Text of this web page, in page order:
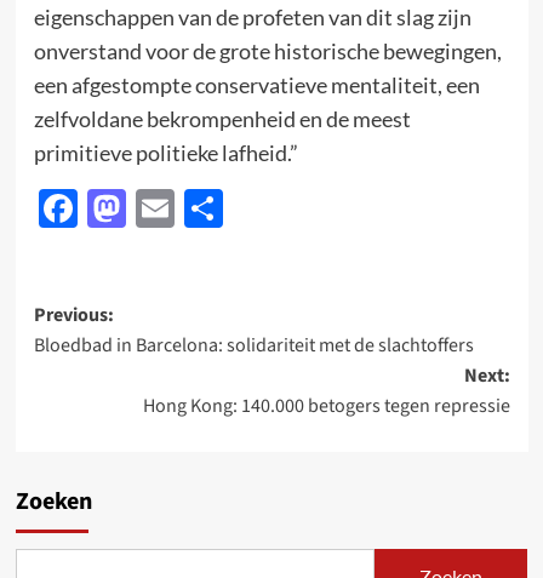
eigenschappen van de profeten van dit slag zijn
onverstand voor de grote historische bewegingen,
een afgestompte conservatieve mentaliteit, een
zelfvoldane bekrompenheid en de meest
primitieve politieke lafheid.”
Facebook
Mastodon
EmailDelen
Post
navigation
Previous:
Bloedbad in Barcelona: solidariteit met de slachtoffers
Next:
Hong Kong: 140.000 betogers tegen repressie
Zoeken